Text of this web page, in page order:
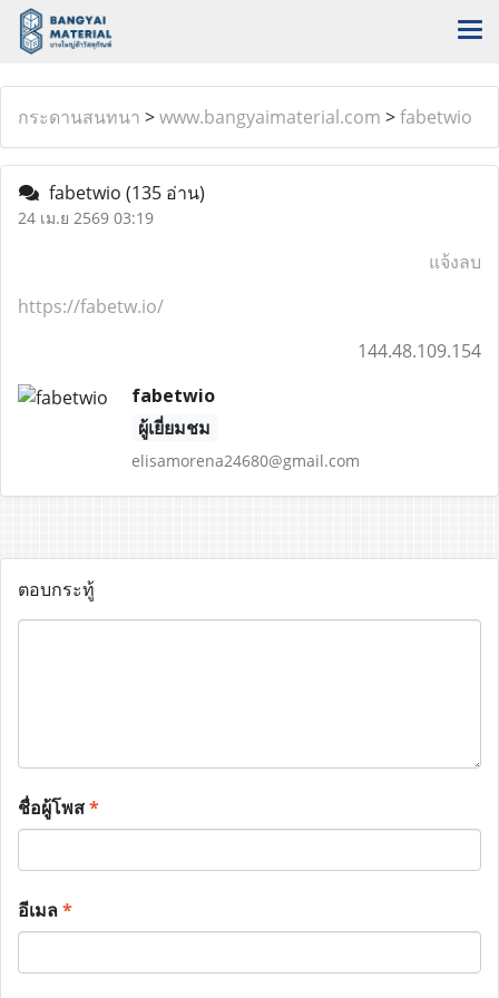
กระดานสนทนา >www.bangyaimaterial.com >fabetwio
fabetwio (135 อ่าน)
24 เม.ย 2569 03:19
แจ้งลบ
https://fabetw.io/
144.48.109.154
fabetwio
ผู้เยี่ยมชม
elisamorena24680@gmail.com
ตอบกระทู้
ชื่อผู้โพส*
อีเมล*